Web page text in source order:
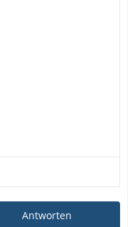
Antworten